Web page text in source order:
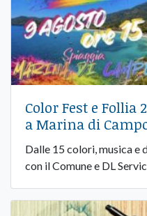
Color Fest e Follia
a Marina di
Dalle 15 colori, musica e
con il Comune e DL